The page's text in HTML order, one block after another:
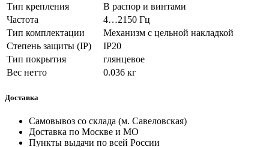
Тип крепления
В распор и винтами
Частота
4…2150 Гц
Тип комплектации
Механизм с цельной накладкой
Степень защиты (IP)
IP20
Тип покрытия
глянцевое
Вес нетто
0.036 кг
Доставка
Самовывоз со склада (м. Савеловская)
Доставка по Москве и МО
Пункты выдачи по всей России